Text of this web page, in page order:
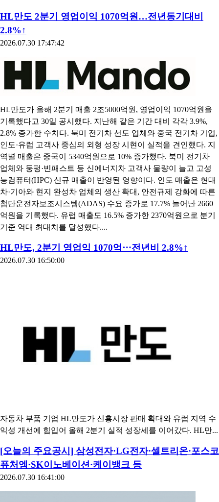
HL만도 2분기 영업이익 1070억원…전년동기대비
2.8%↑
2026.07.30 17:47:42
HL만도가 올해 2분기 매출 2조5000억원, 영업이익 1070억원을
기록했다고 30일 공시했다. 지난해 같은 기간 대비 각각 3.9%,
2.8% 증가한 수치다. 북미 전기차 선도 업체와 중국 전기차 기업,
인도·유럽 고객사 중심의 외형 성장 시현이 실적을 견인했다. 지
역별 매출은 중국이 5340억원으로 10% 증가했다. 북미 전기차
업체와 둥펑·빈패스트 등 신에너지차 고객사 물량이 늘고 고성
능컴퓨터(HPC) 신규 매출이 반영된 영향이다. 인도 매출은 현대
차·기아와 현지 완성차 업체의 생산 확대, 안전규제 강화에 따른
첨단운전자보조시스템(ADAS) 수요 증가로 17.7% 늘어난 2660
억원을 기록했다. 유럽 매출도 16.5% 증가한 2370억원으로 분기
기준 역대 최대치를 달성했다....
HL만도, 2분기 영업익 1070억⋯전년비 2.8%↑
2026.07.30 16:50:00
자동차 부품 기업 HL만도가 신흥시장 판매 확대와 유럽 지역 수
익성 개선에 힘입어 올해 2분기 실적 성장세를 이어갔다. HL만...
[오늘의 주요공시] 삼성전자·LG전자·셀트리온·포스코
퓨처엠·SK이노베이션·케이뱅크 등
2026.07.30 16:41:00